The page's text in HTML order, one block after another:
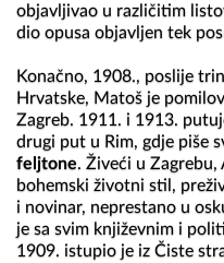
objavljivao u različitim
dio opusa objavljen tek
Konačno, 1908., poslije
Hrvatske, Matoš je
Zagreb. 1911. i 1913.
drugi put u Rim, gdje piše
feljtone. Živeći u
bohemski životni stil,
i novinar, neprestano u
je sa svim književnim i
1909. istupio je iz Čiste